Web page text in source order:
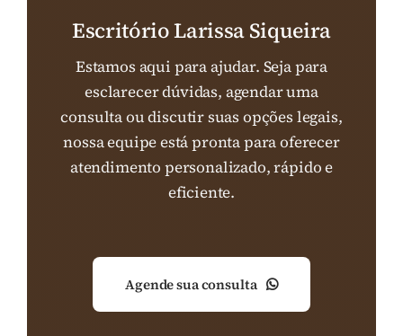
Escritório Larissa Siqueira
Estamos aqui para ajudar. Seja para
esclarecer dúvidas, agendar uma
consulta ou discutir suas opções legais,
nossa equipe está pronta para oferecer
atendimento personalizado, rápido e
eficiente.
Agende sua consulta